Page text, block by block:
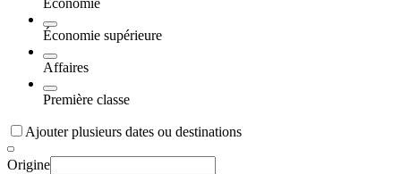
Économie
Économie supérieure
Affaires
Première classe
Ajouter plusieurs dates ou destinations
Origine